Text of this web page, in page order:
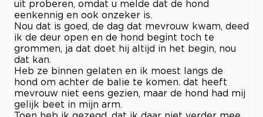
uit proberen, omdat u melde dat de hond
eenkennig en ook onzeker is.
Nou dat is goed, de dag dat mevrouw kwam, deed
ik de deur open en de hond begint toch te
grommen, ja dat doet hij altijd in het begin, nou
dat kan.
Heb ze binnen gelaten en ik moest langs de
hond om achter de balie te komen. dat heeft
mevrouw niet eens gezien, maar de hond had mij
gelijk beet in mijn arm.